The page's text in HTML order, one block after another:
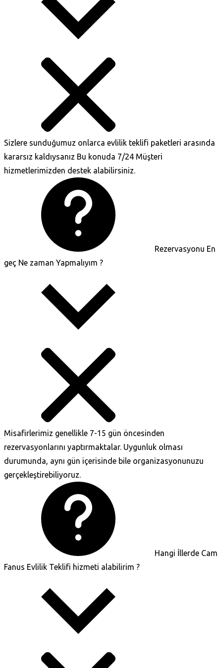
Sizlere sunduğumuz onlarca evlilik teklifi paketleri arasında
kararsız kaldıysanız Bu konuda 7/24 Müşteri
hizmetlerimizden destek alabilirsiniz.
Rezervasyonu En
geç Ne zaman Yapmalıyım ?
Misafirlerimiz genellikle 7-15 gün öncesinden
rezervasyonlarını yaptırmaktalar. Uygunluk olması
durumunda, aynı gün içerisinde bile organizasyonunuzu
gerçekleştirebiliyoruz.
Hangi İllerde Cam
Fanus Evlilik Teklifi hizmeti alabilirim ?